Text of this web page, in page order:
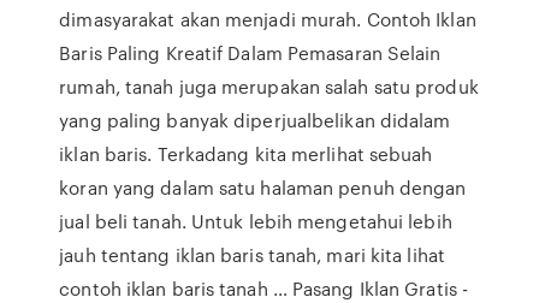
dimasyarakat akan menjadi murah. Contoh Iklan
Baris Paling Kreatif Dalam Pemasaran Selain
rumah, tanah juga merupakan salah satu produk
yang paling banyak diperjualbelikan didalam
iklan baris. Terkadang kita merlihat sebuah
koran yang dalam satu halaman penuh dengan
jual beli tanah. Untuk lebih mengetahui lebih
jauh tentang iklan baris tanah, mari kita lihat
contoh iklan baris tanah … Pasang Iklan Gratis -